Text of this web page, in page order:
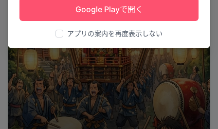
Google Playで開く
アプリの案内を再度表示しない